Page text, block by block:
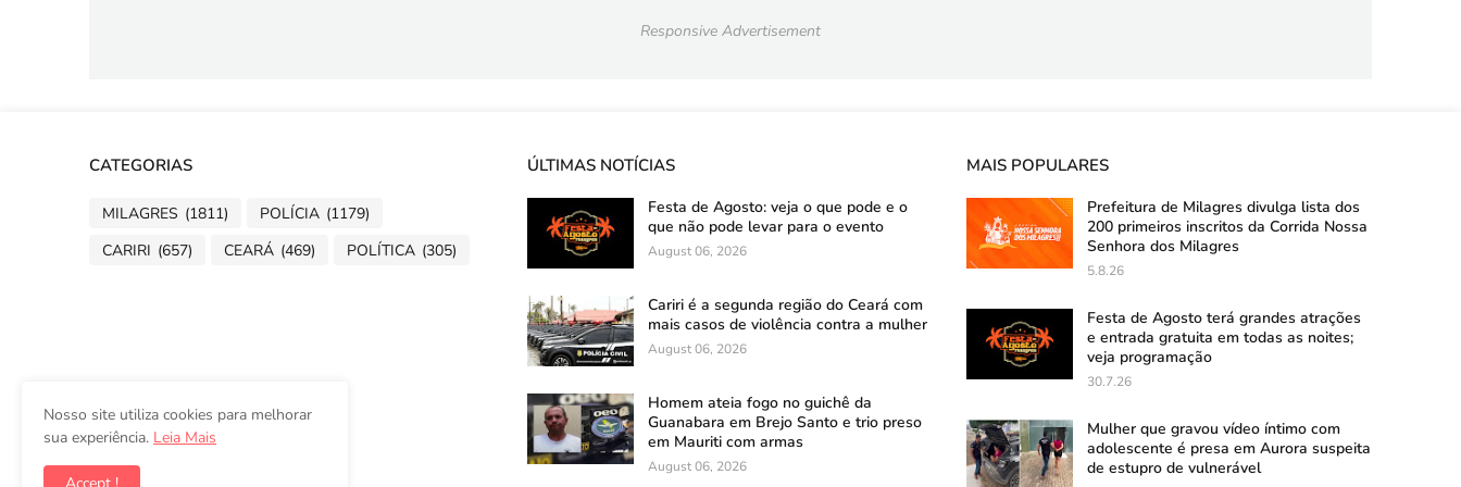
Responsive Advertisement
CATEGORIAS
MILAGRES (1811) POLÍCIA (1179)
CARIRI (657) CEARÁ (469) POLÍTICA (305)
ÚLTIMAS NOTÍCIAS
Festa de Agosto: veja o que pode e o
que não pode levar para o evento
August 06, 2026
Cariri é a segunda região do Ceará com
mais casos de violência contra a mulher
August 06, 2026
Homem ateia fogo no guichê da
Guanabara em Brejo Santo e trio preso
em Mauriti com armas
August 06, 2026
MAIS POPULARES
Prefeitura de Milagres divulga lista dos
200 primeiros inscritos da Corrida Nossa
Senhora dos Milagres
5.8.26
Festa de Agosto terá grandes atrações
e entrada gratuita em todas as noites;
veja programação
30.7.26
Mulher que gravou vídeo íntimo com
adolescente é presa em Aurora suspeita
de estupro de vulnerável
Nosso site utiliza cookies para melhorar
sua experiência. Leia Mais